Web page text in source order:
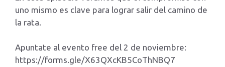
uno mismo es clave para lograr salir del camino de
la rata.
Apuntate al evento free del 2 de noviembre:
https://forms.gle/X63QXcKB5CoThNBQ7